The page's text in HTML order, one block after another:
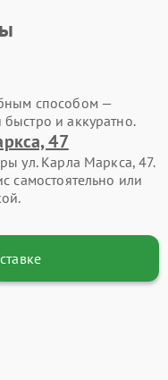
способом —
и аккуратно.
47
ул. Карла Маркса, 47.
самостоятельно или